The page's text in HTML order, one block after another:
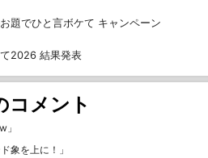
題でひと言ボケて キャンペーン
2026 結果発表
コメント
」
象を上に！ 」